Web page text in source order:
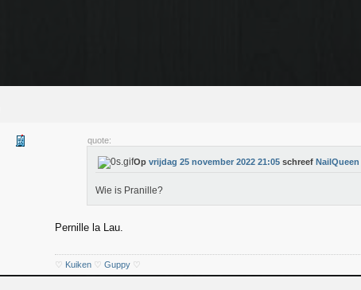
quote:
Op vrijdag 25 november 2022 21:05 schreef NailQueen
Wie is Pranille?
Pernille la Lau.
♡ Kuiken ♡ Guppy ♡